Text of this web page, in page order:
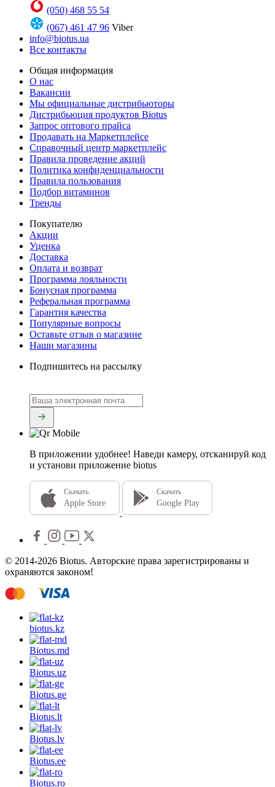
(050) 468 55 54
(067) 461 47 96 Viber
info@biotus.ua
Все контакты
Общая информация
О нас
Вакансии
Мы официальные дистрибьюторы
Дистрибьюция продуктов Biotus
Запрос оптового прайса
Продавать на Маркетплейсе
Справочный центр маркетплейс
Правила проведение акций
Политика конфиденциальности
Правила пользования
Подбор витаминов
Тренды
Покупателю
Акции
Уценка
Доставка
Оплата и возврат
Программа лояльности
Бонусная программа
Реферальная программа
Гарантия качества
Популярные вопросы
Оставьте отзыв о магазине
Наши магазины
Подпишитесь на рассылку
В приложении удобнее! Наведи камеру, отсканируй код
и установи приложение biotus
Скачать
Apple Store
Скачать
Google Play
© 2014-2026 Biotus. Авторские права зарегистрированы и
охраняются законом!
biotus.kz
Biotus.md
Biotus.uz
Biotus.ge
Biotus.lt
Biotus.lv
Biotus.ee
Biotus.ro